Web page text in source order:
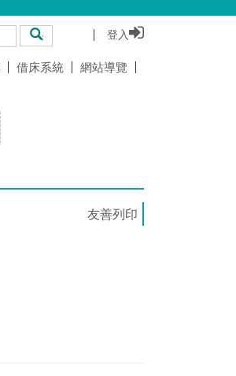
搜尋
登入
借床系統 網站導覽